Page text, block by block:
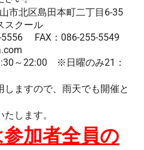
市北区島田本町二丁目6-35
スクール
5556 FAX：086-255-5549
～22:00 ※日曜のみ21：
しますので、雨天でも開催と
します。
加者全員の